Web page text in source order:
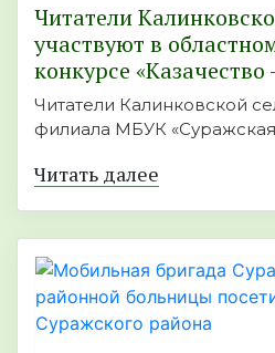
Читатели
участвуют в
конкурсе
Читатели Калинковской
филиала МБУК «Суражская
Читать далее